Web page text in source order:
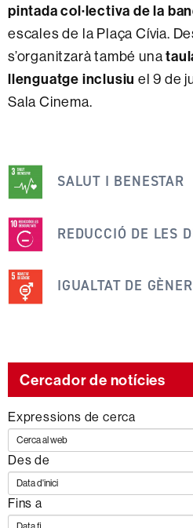
pintada col·lectiva de la
escales de la Plaça Cívia.
s’organitzarà també una
llenguatge inclusiu el 9 de
Sala Cinema.
notícia
s'emmarca
dins
dels
següents
ODS
SALUT I BENESTAR
REDUCCIÓ DE LES
IGUALTAT DE
Cercador de notícies
Expressions de cerca
Des de
Fins a